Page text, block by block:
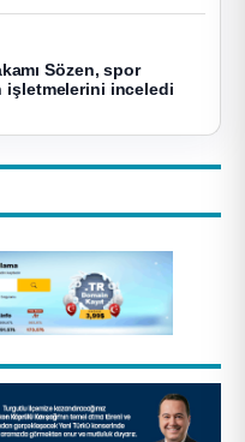
Sözen, spor
işletmelerini inceledi